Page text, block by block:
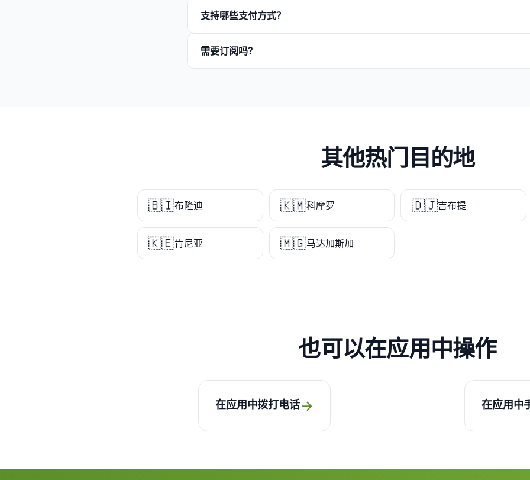
支持哪些支付方式？
需要订阅吗？
其他热门目的地
🇧🇮布隆迪 🇰🇲科摩罗 🇩🇯吉布提
🇰🇪肯尼亚 🇲🇬马达加斯加
也可以在应用中操作
在应用中拨打电话→ 在应用中